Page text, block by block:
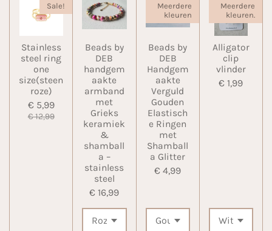
Sale!
Stainless
steel ring
one
size(steen
roze)
€ 5,99
€ 12,99
Beads by
DEB
handgem
aakte
armband
met
Grieks
keramiek
&
shamball
a –
stainless
steel
€ 16,99
Meerdere
kleuren
Beads by
DEB
Handgem
aakte
Verguld
Gouden
Elastisch
e Ringen
met
Shamball
a Glitter
€ 4,99
Meerdere
kleuren.
Alligator
clip
vlinder
€ 1,99